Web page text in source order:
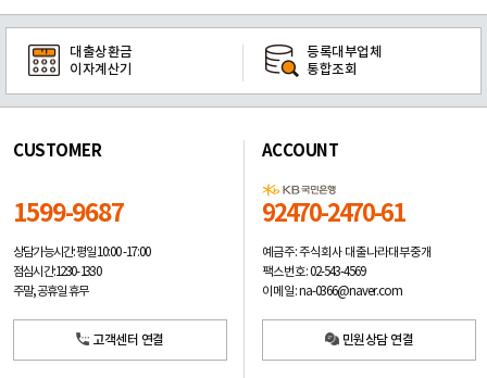
대출상환금
이자계산기
등록대부업체
통합조회
CUSTOMER
1599-9687
상담가능시간: 평일10:00 -17:00
점심시간: 12:30 - 13:30
주말, 공휴일 휴무
고객센터 연결
ACCOUNT
92470-2470-61
예금주: 주식회사 대출나라대부중개
팩스번호: 02-543-4569
이메일: na-0366@naver.com
민원상담 연결